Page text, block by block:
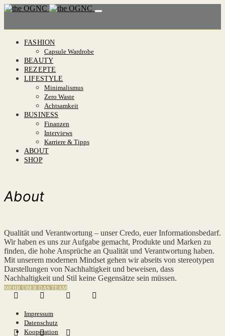
FASHION
Capsule Wardrobe
BEAUTY
REZEPTE
LIFESTYLE
Minimalismus
Zero Waste
Achtsamkeit
BUSINESS
Finanzen
Interviews
Karriere & Tipps
ABOUT
SHOP
About
Qualität und Verantwortung – unser Credo, euer Informationsbedarf.
Wir haben es uns zur Aufgabe gemacht, Produkte und Marken zu
finden, die hohe Ansprüche an Qualität und Verantwortung haben.
Mit unserem modernen Mindset gehen wir abseits von stereotypen
Darstellungen von Nachhaltigkeit und beweisen, dass
Nachhaltigkeit und Stil keine Gegensätze sein müssen.
MEHR ÜBER DAS TEAM
Impressum
Datenschutz
Kooperation